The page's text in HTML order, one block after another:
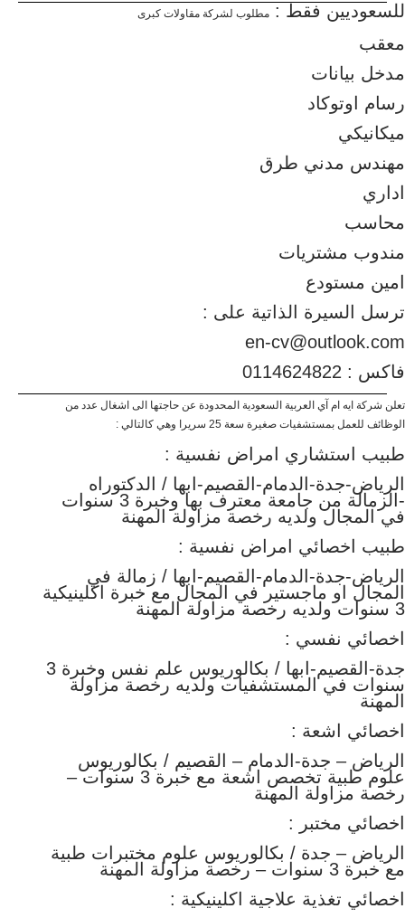
للسعوديين فقط : مطلوب لشركة مقاولات كبرى
معقب
مدخل بيانات
رسام اوتوكاد
ميكانيكي
مهندس مدني طرق
اداري
محاسب
مندوب مشتريات
امين مستودع
ترسل السيرة الذاتية على :
en-cv@outlook.com
فاكس : 0114624822
تعلن شركة ايه ام آي العربية السعودية المحدودة عن حاجتها الى اشغال عدد من
الوظائف للعمل بمستشفيات صغيرة سعة 25 سريرا وهي كالتالي :
طبيب استشاري امراض نفسية :
الرياض-جدة-الدمام-القصيم-ابها / الدكتوراه
-الزمالة من جامعة معترف بها وخبرة 3 سنوات
في المجال ولديه رخصة مزاولة المهنة
طبيب اخصائي امراض نفسية :
الرياض-جدة-الدمام-القصيم-ابها / زمالة في
المجال او ماجستير في المجال مع خبرة اكلينيكية
3 سنوات ولديه رخصة مزاولة المهنة
اخصائي نفسي :
جدة-القصيم-ابها / بكالوريوس علم نفس وخبرة 3
سنوات في المستشفيات ولديه رخصة مزاولة
المهنة
اخصائي اشعة :
الرياض – جدة-الدمام – القصيم / بكالوريوس
علوم طبية تخصص اشعة مع خبرة 3 سنوات –
رخصة مزاولة المهنة
اخصائي مختبر :
الرياض – جدة / بكالوريوس علوم مختبرات طبية
مع خبرة 3 سنوات – رخصة مزاولة المهنة
اخصائي تغذية علاجية اكلينيكية :